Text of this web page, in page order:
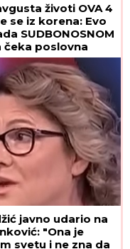
životi OVA 4
se iz korena: Evo
SUDBONOSNOM
čeka poslovna
javno udario na
"Ona je
svetu i ne zna da